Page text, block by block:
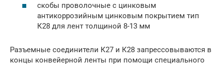
скобы проволочные с цинковым
антикоррозийным цинковым покрытием тип
К28 для лент толщиной 8-13 мм
Разъемные соединители К27 и К28 запрессовываются в
концы конвейерной ленты при помощи специального